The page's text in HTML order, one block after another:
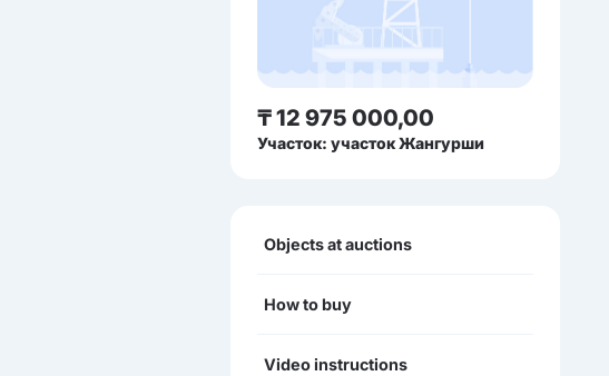
₸ 12 975 000,00
Участок: участок Жангурши
Objects at auctions
How to buy
Video instructions